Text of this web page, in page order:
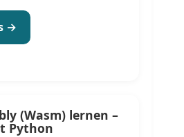
→
(Wasm) lernen –
Python